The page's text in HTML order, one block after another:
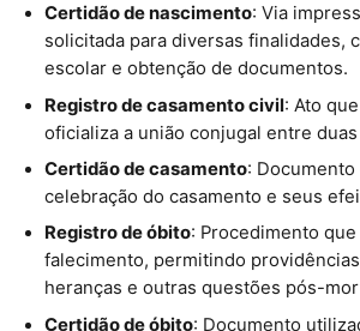
Certidão de nascimento: Via
solicitada para diversas finalidades,
escolar e obtenção de documentos.
Registro de casamento civil: Ato
oficializa a união conjugal entre
Certidão de casamento:
celebração do casamento e seus
Registro de óbito: Procedimento
falecimento, permitindo
heranças e outras questões pós-
Certidão de óbito: Documento